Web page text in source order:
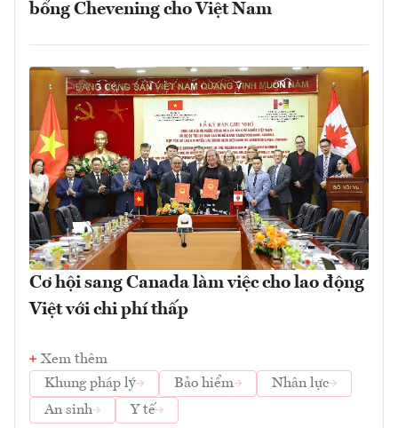
bổng Chevening cho Việt Nam
Cơ hội sang Canada làm việc cho lao động
Việt với chi phí thấp
Xem thêm
Khung pháp lý
Bảo hiểm
Nhân lực
An sinh
Y tế